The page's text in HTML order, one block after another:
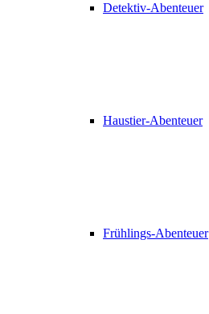
Detektiv-Abenteuer
Haustier-Abenteuer
Frühlings-Abenteuer